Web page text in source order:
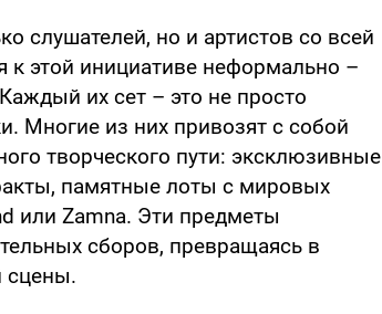
слушателей, но и артистов со всей
этой инициативе неформально –
их сет – это не просто
Многие из них привозят с собой
творческого пути: эксклюзивные
памятные лоты с мировых
или Zamna. Эти предметы
сборов, превращаясь в
сцены.